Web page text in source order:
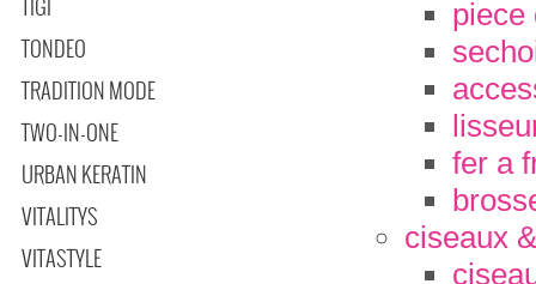
TIGI
TONDEO
TRADITION MODE
TWO-IN-ONE
URBAN KERATIN
VITALITYS
VITASTYLE
piece
fer a
ciseaux